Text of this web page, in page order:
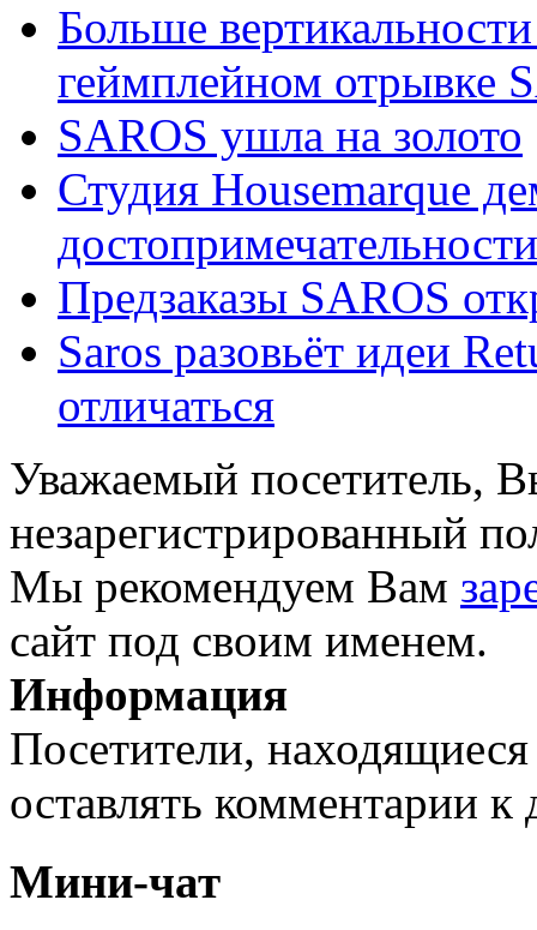
Больше
геймплейном отрывке
SAROS ушла на золото
Студия Housemarque
Предзаказы SAROS
Saros разовьёт идеи
отличаться
Уважаемый посетитель,
незарегистрированный
Мы рекомендуем Вам
сайт под своим именем.
Информация
Посетители,
оставлять комментарии
Мини-чат